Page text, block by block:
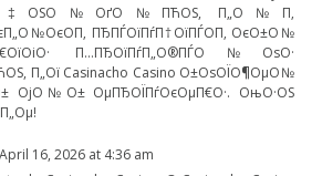
П„О№П‚
ПЂПЃОїПѓП†ОїПЃО­П‚ ОєО±О№
П…ПЂОїПѓП„О®ПЃО№ОѕО·
П„Ої Casinacho Casino О±ОѕОЇО¶ОµО№
ОјО№О± ОµПЂОЇПѓОєОµП€О·. ОњО·ОЅ
April 16, 2026 at 4:36 am